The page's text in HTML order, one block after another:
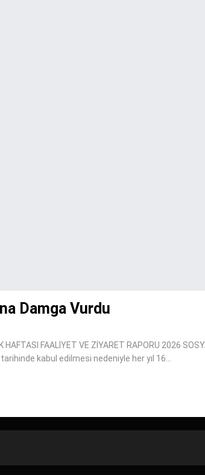
Damga Vurdu
FAALİYET VE ZİYARET RAPORU 2026
kabul edilmesi nedeniyle her yıl 16…